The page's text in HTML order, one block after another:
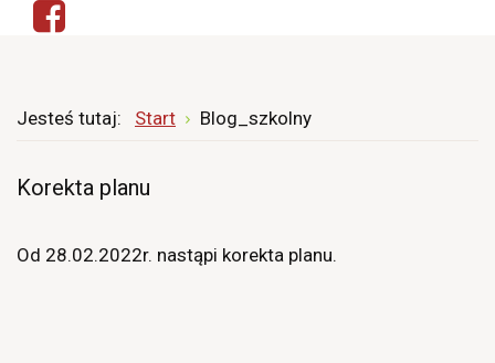
Jesteś tutaj: Start Blog_szkolny
Korekta planu
Od 28.02.2022r. nastąpi korekta planu.